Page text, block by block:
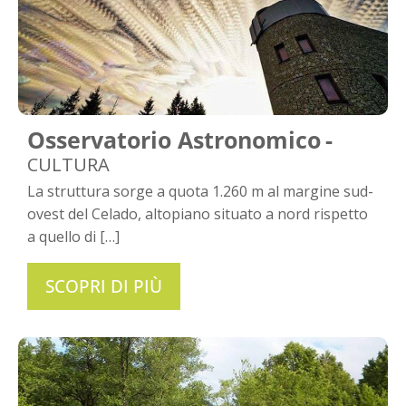
Osservatorio Astronomico
CULTURA
La struttura sorge a quota 1.260 m al margine sud-
ovest del Celado, altopiano situato a nord rispetto
a quello di […]
SCOPRI DI PIÙ